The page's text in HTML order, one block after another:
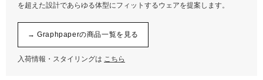
裾幅
を超えた設計であらゆる体型にフィットするウェアを提案します。
→ Graphpaperの商品一覧を見る
入荷情報・スタイリングは こちら